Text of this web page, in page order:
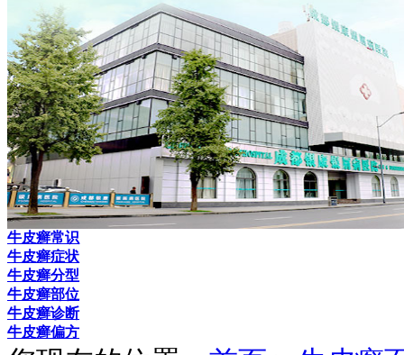
牛皮癣常识
牛皮癣症状
牛皮癣分型
牛皮癣部位
牛皮癣诊断
牛皮癣偏方